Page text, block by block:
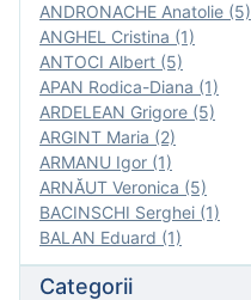
ANDRONACHE Anatolie (5)
ANGHEL Cristina (1)
ANTOCI Albert (5)
APAN Rodica-Diana (1)
ARDELEAN Grigore (5)
ARGINT Maria (2)
ARMANU Igor (1)
ARNĂUT Veronica (5)
BACINSCHI Serghei (1)
BALAN Eduard (1)
Categorii